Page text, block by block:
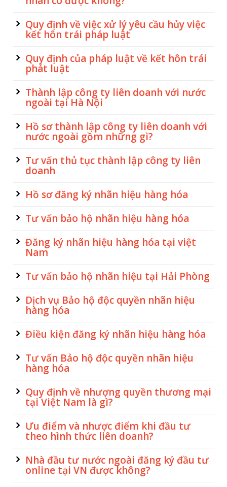
Quy định về việc xử lý yêu cầu hủy việc
kết hôn trái pháp luật
Quy định của pháp luật về kết hôn trái
phát luật
Thành lập công ty liên doanh với nước
ngoài tại Hà Nội
Hồ sơ thành lập công ty liên doanh với
nước ngoài gồm những gì?
Tư vấn thủ tục thành lập công ty liên
doanh
Hồ sơ đăng ký nhãn hiệu hàng hóa
Tư vấn bảo hộ nhãn hiệu hàng hóa
Đăng ký nhãn hiệu hàng hóa tại việt
Nam
Tư vấn bảo hộ nhãn hiệu tại Hải Phòng
Dịch vụ Bảo hộ độc quyền nhãn hiệu
hàng hóa
Điều kiện đăng ký nhãn hiệu hàng hóa
Tư vấn Bảo hộ độc quyền nhãn hiệu
hàng hóa
Quy định về nhượng quyền thương mại
tại Việt Nam là gì?
Ưu điểm và nhược điểm khi đầu tư
theo hình thức liên doanh?
Nhà đầu tư nước ngoài đăng ký đầu tư
online tại VN được không?